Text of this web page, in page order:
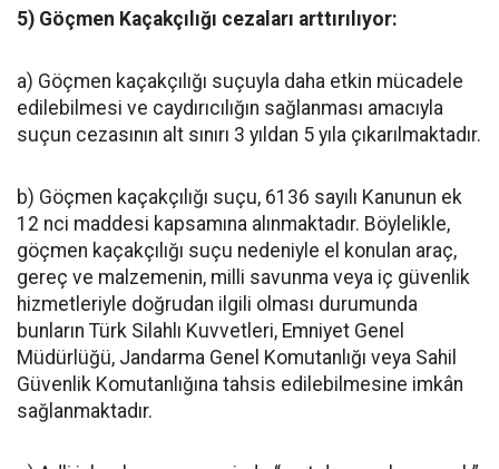
5) Göçmen Kaçakçılığı cezaları arttırılıyor:
a) Göçmen kaçakçılığı suçuyla daha etkin mücadele
edilebilmesi ve caydırıcılığın sağlanması amacıyla
suçun cezasının alt sınırı 3 yıldan 5 yıla çıkarılmaktadır.
b) Göçmen kaçakçılığı suçu, 6136 sayılı Kanunun ek
12 nci maddesi kapsamına alınmaktadır. Böylelikle,
göçmen kaçakçılığı suçu nedeniyle el konulan araç,
gereç ve malzemenin, milli savunma veya iç güvenlik
hizmetleriyle doğrudan ilgili olması durumunda
bunların Türk Silahlı Kuvvetleri, Emniyet Genel
Müdürlüğü, Jandarma Genel Komutanlığı veya Sahil
Güvenlik Komutanlığına tahsis edilebilmesine imkân
sağlanmaktadır.